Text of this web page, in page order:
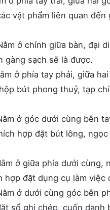
vật phẩm liên quan
ở chính giữa bàn, đại
gàng sạch sẽ là được.
ở phía tay phải, giữa
bút phong thuỷ, tạp
ở góc dưới cùng bên
hợp đặt bút lông,
ở giữa phía dưới cùng,
đặt dụng cụ làm việc
ở dưới cùng góc bên
sổ ghi chép, cuốn danh